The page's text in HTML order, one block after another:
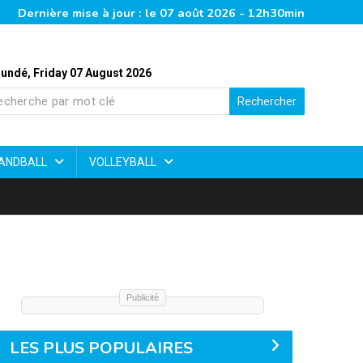
Dernière mise à jour : le 07 août 2026 - 12h30min
Friday 07 August 2026
Rechercher
VOLLEYBALL
Publicité
LES PLUS POPULAIRES